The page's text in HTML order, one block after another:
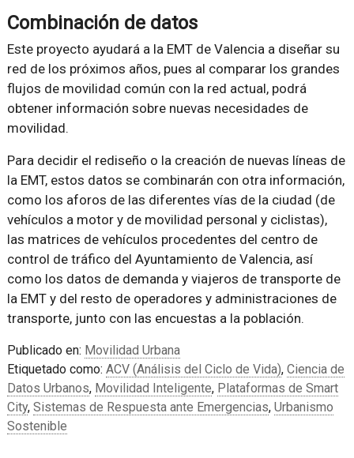
Combinación de datos
Este proyecto ayudará a la EMT de Valencia a diseñar su
red de los próximos años, pues al comparar los grandes
flujos de movilidad común con la red actual, podrá
obtener información sobre nuevas necesidades de
movilidad.
Para decidir el rediseño o la creación de nuevas líneas de
la EMT, estos datos se combinarán con otra información,
como los aforos de las diferentes vías de la ciudad (de
vehículos a motor y de movilidad personal y ciclistas),
las matrices de vehículos procedentes del centro de
control de tráfico del Ayuntamiento de Valencia, así
como los datos de demanda y viajeros de transporte de
la EMT y del resto de operadores y administraciones de
transporte, junto con las encuestas a la población.
Publicado en: Movilidad Urbana
Etiquetado como: ACV (Análisis del Ciclo de Vida), Ciencia de
Datos Urbanos, Movilidad Inteligente, Plataformas de Smart
City, Sistemas de Respuesta ante Emergencias, Urbanismo
Sostenible